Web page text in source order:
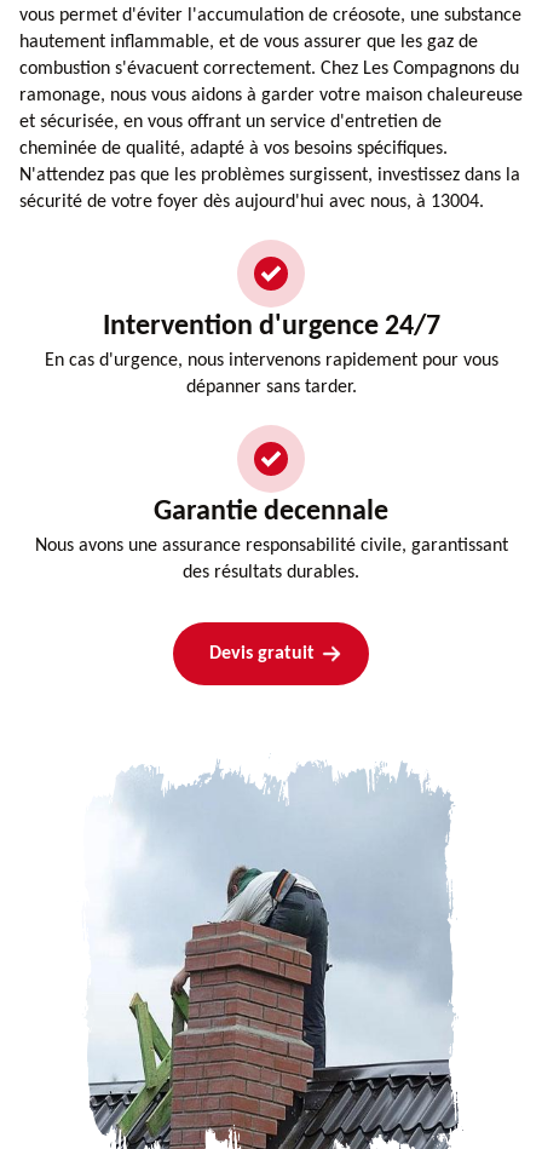
vous permet d'éviter l'accumulation de créosote, une substance
hautement inflammable, et de vous assurer que les gaz de
combustion s'évacuent correctement. Chez Les Compagnons du
ramonage, nous vous aidons à garder votre maison chaleureuse
et sécurisée, en vous offrant un service d'entretien de
cheminée de qualité, adapté à vos besoins spécifiques.
N'attendez pas que les problèmes surgissent, investissez dans la
sécurité de votre foyer dès aujourd'hui avec nous, à 13004.
Intervention d'urgence 24/7
En cas d'urgence, nous intervenons rapidement pour vous
dépanner sans tarder.
Garantie decennale
Nous avons une assurance responsabilité civile, garantissant
des résultats durables.
Devis gratuit